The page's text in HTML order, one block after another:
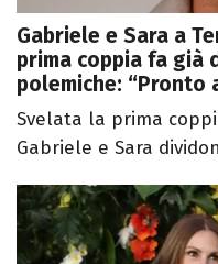
Gabriele e Sara a
prima coppia fa già
polemiche: “Pronto
Svelata la prima
Gabriele e Sara